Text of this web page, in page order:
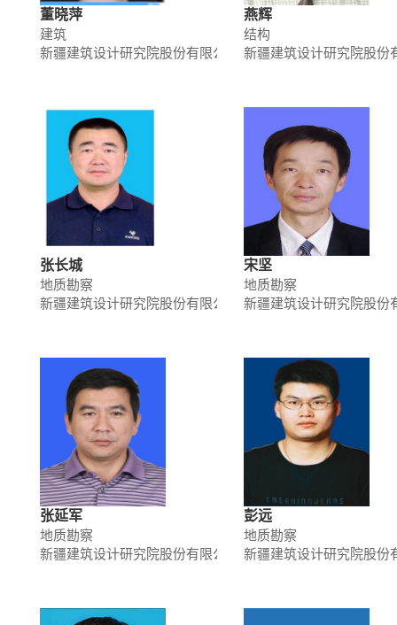
董晓萍
建筑
新疆建筑设计研究院股份有限公司
燕辉
结构
新疆建筑设计研究院股份
张长城
地质勘察
新疆建筑设计研究院股份有限公司
宋坚
地质勘察
新疆建筑设计研究院股份
张延军
地质勘察
新疆建筑设计研究院股份有限公司
彭远
地质勘察
新疆建筑设计研究院股份